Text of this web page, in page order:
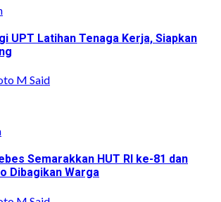
UPT Latihan Tenaga Kerja, Siapkan
M Said
Semarakkan HUT RI ke-81 dan
Dibagikan Warga